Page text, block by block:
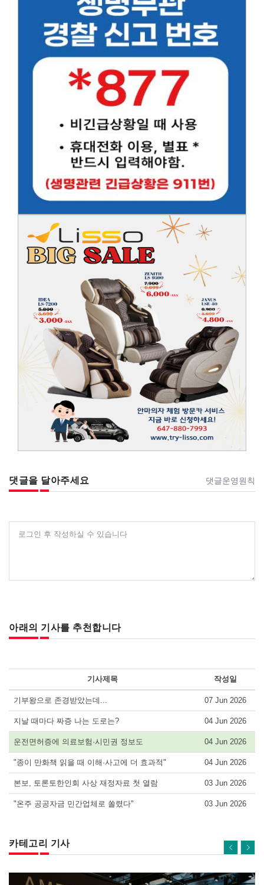
댓글을 달아주세요 댓글운영원칙
로그인 후 작성하실 수 있습니다
아래의 기사를 추천합니다
기사제목 작성일
기부왕으로 존경받았는데... 07 Jun 2026
지날 때마다 짜증 나는 도로는? 04 Jun 2026
운전면허증에 의료보험·시민권 정보도 04 Jun 2026
"종이 만화책 읽을 때 이해·사고에 더 효과적" 04 Jun 2026
본보, 토론토한인회 사상 재정자료 첫 열람 03 Jun 2026
"온주 공공자금 민간업체로 쏠렸다" 03 Jun 2026
카테고리 기사